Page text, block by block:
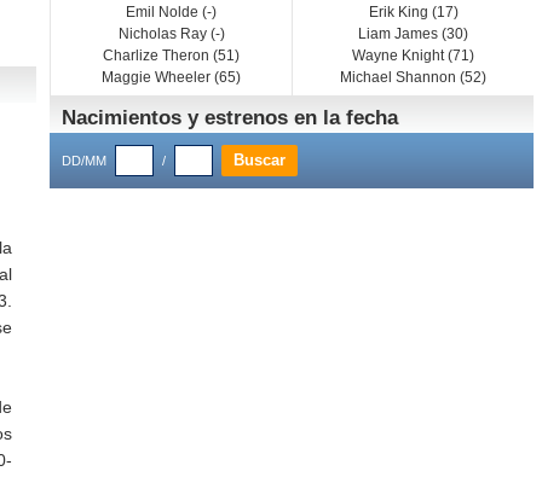
Emil Nolde (-)
Nicholas Ray (-)
Charlize Theron (51)
Maggie Wheeler (65)
Erik King (17)
Liam James (30)
Wayne Knight (71)
Michael Shannon (52)
Nacimientos y estrenos en la fecha
DD/MM /